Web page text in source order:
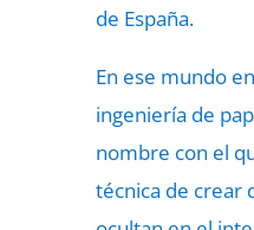
de España.
En ese mundo
ingeniería de
nombre con el
técnica de crear